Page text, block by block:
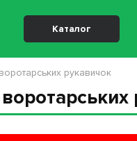
Каталог
рукавичок